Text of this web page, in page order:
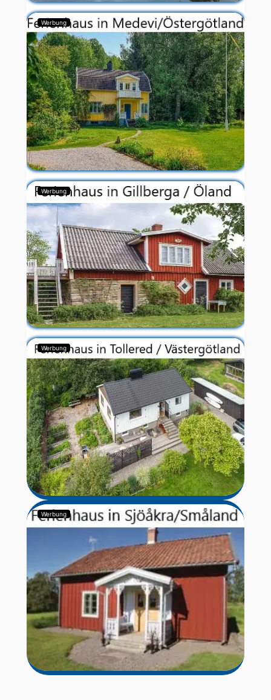
Werbung
Werbung
Werbung
Werbung